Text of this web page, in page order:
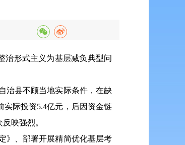
治形式主义为基层减负典型问
治县不顾当地实际条件，在缺
实际投资5.4亿元，后因资金链
映强烈。
》、部署开展精简优化基层考